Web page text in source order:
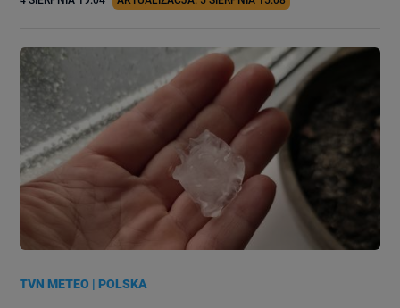
TVN METEO |POLSKA